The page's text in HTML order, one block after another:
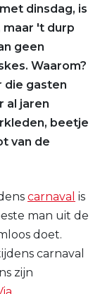
dinsdag, is
't durp
geen
Waarom?
die gasten
al jaren
beetje
van de
carnaval is
man uit de
doet.
carnaval
zijn